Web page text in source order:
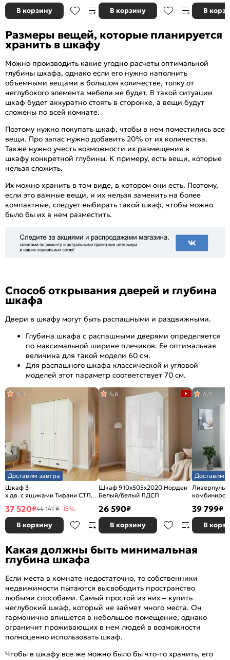
В корзину В корзину В
Размеры вещей, которые планируется
хранить в шкафу
Можно производить какие угодно расчеты оптимальной
глубины шкафа, однако если его нужно наполнить
объемными вещами в большом количестве, толку от
неглубокого элемента мебели не будет. В такой ситуации
шкаф будет аккуратно стоять в сторонке, а вещи будут
сложены по всей комнате.
Поэтому нужно покупать шкаф, чтобы в нем поместились все
вещи. Про запас нужно добавить 20% от их количества.
Также нужно учесть возможности их размещения в
шкафу конкретной глубины. К примеру, есть вещи, которые
нельзя сложить.
Их можно хранить в том виде, в котором они есть. Поэтому,
если это важные вещи, и их нельзя заменить на более
компактные, следует выбирать такой шкаф, чтобы можно
было бы их в нем разместить.
Способ открывания дверей и глубина
шкафа
Двери в шкафу могут быть распашными и раздвижными.
Глубина шкафа с распашными дверями определяется
по максимальной ширине плечиков. Ее оптимальная
величина для такой модели 60 см.
Для распашного шкафа классической и угловой
моделей этот параметр соответствует 70 см.
Доставим завтра
Шкаф 3-
х дв. с ящиками Тифани СТЛ.305.02 Дуб небраска/
4,8
37 520₽44 141 ₽-15%
В корзину
Шкаф 910x505x2020 Норден
Белый/белый ЛДСП
4,6
26 590₽
В корзину
Доставим
Ливерпуль
4,9
39 799₽
В
Какая должны быть минимальная
глубина шкафа
Если места в комнате недостаточно, то собственники
недвижимости пытаются высвободить пространство
любыми способами. Самый простой из них – купить
неглубокий шкаф, который не займет много места. Он
гармонично впишется в небольшое помещение, однако
ограничит проживающих в нем людей в возможности
полноценно использовать шкаф.
Чтобы в шкафу все же можно было бы что-то хранить, его